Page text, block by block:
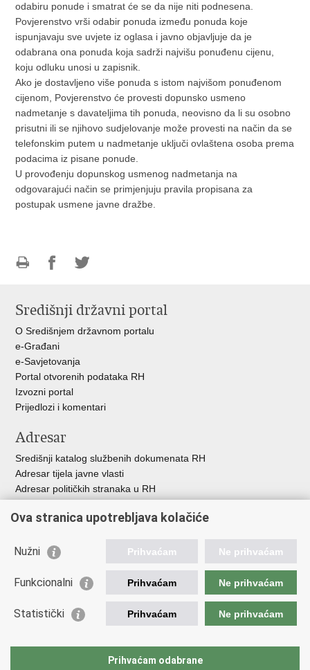
odabiru ponude i smatrat će se da nije niti podnesena.
Povjerenstvo vrši odabir ponuda između ponuda koje
ispunjavaju sve uvjete iz oglasa i javno objavljuje da je
odabrana ona ponuda koja sadrži najvišu ponuđenu cijenu,
koju odluku unosi u zapisnik.
Ako je dostavljeno više ponuda s istom najvišom ponuđenom
cijenom, Povjerenstvo će provesti dopunsko usmeno
nadmetanje s davateljima tih ponuda, neovisno da li su osobno
prisutni ili se njihovo sudjelovanje može provesti na način da se
telefonskim putem u nadmetanje uključi ovlaštena osoba prema
podacima iz pisane ponude.
U provođenju dopunskog usmenog nadmetanja na
odgovarajući način se primjenjuju pravila propisana za
postupak usmene javne dražbe.
FacebookuTwitteru
Središnji državni portal
O Središnjem državnom portalu
e-Građani
e-Savjetovanja
Portal otvorenih podataka RH
Izvozni portal
Prijedlozi i komentari
Adresar
Središnji katalog službenih dokumenata RH
Adresar tijela javne vlasti
Adresar političkih stranaka u RH
Besplatni telefoni javne uprave
Važne poveznice
Vlada Republike Hrvatske
Europska komisija
Taxation and Customs Union
Ova stranica upotrebljava kolačiće
Nužni Prihvaćam Ne prihvaćam
Funkcionalni Prihvaćam Ne prihvaćam
Statistički Prihvaćam Ne prihvaćam
Prihvaćam odabrane